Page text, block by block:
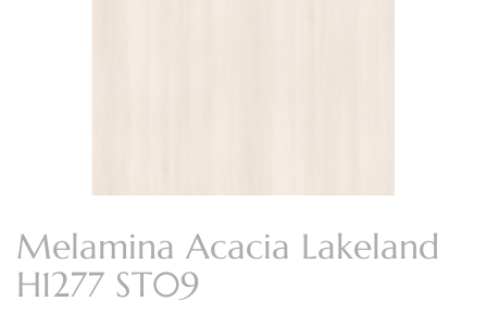
Melamina Acacia Lakeland
H1277 ST09